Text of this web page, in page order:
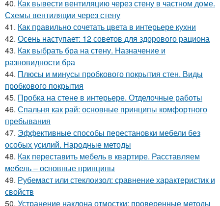
40. Как вывести вентиляцию через стену в частном доме.
Схемы вентиляции через стену
41. Как правильно сочетать цвета в интерьере кухни
42. Осень наступает: 12 советов для здорового рациона
43. Как выбрать бра на стену. Назначение и
разновидности бра
44. Плюсы и минусы пробкового покрытия стен. Виды
пробкового покрытия
45. Пробка на стене в интерьере. Отделочные работы
46. Спальня как рай: основные принципы комфортного
пребывания
47. Эффективные способы перестановки мебели без
особых усилий. Народные методы
48. Как переставить мебель в квартире. Расставляем
мебель – основные принципы
49. Рубемаст или стеклоизол: сравнение характеристик и
свойств
50. Устранение наклона отмостки: проверенные методы